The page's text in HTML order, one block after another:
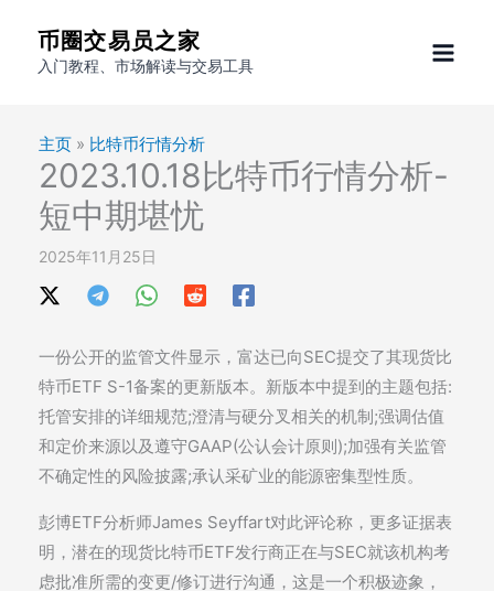
币圈交易员之家
入门教程、市场解读与交易工具
主页 » 比特币行情分析
2023.10.18比特币行情分析-
短中期堪忧
2025年11月25日
一份公开的监管文件显示，富达已向SEC提交了其现货比
特币ETF S-1备案的更新版本。新版本中提到的主题包括:
托管安排的详细规范;澄清与硬分叉相关的机制;强调估值
和定价来源以及遵守GAAP(公认会计原则);加强有关监管
不确定性的风险披露;承认采矿业的能源密集型性质。
彭博ETF分析师James Seyffart对此评论称，更多证据表
明，潜在的现货比特币ETF发行商正在与SEC就该机构考
虑批准所需的变更/修订进行沟通，这是一个积极迹象，